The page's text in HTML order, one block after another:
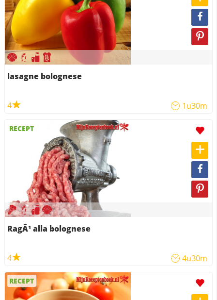
lasagne bolognese
4 1u30m
RECEPT
RagÃ¹ alla bolognese
4 4u30m
RECEPT